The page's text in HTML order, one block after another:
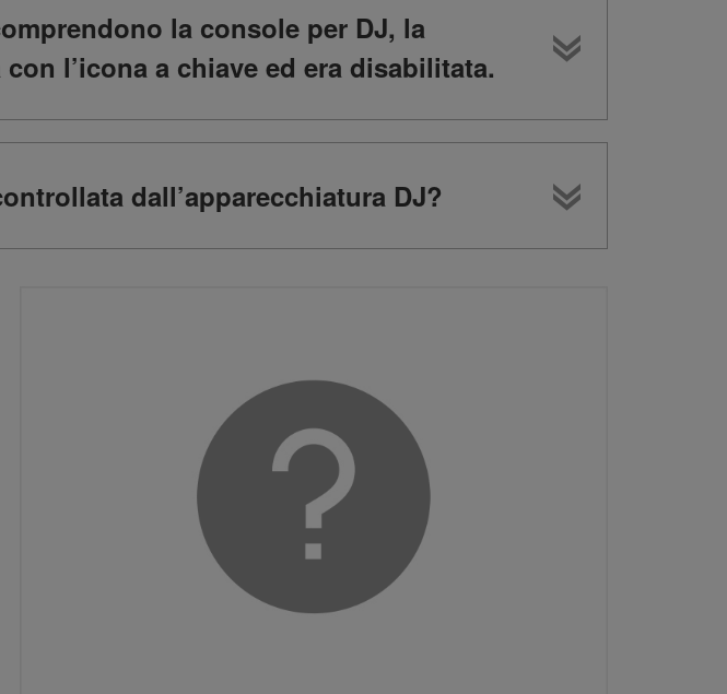
la console per DJ, la
l’icona a chiave ed era disabilitata.
dall’apparecchiatura DJ?